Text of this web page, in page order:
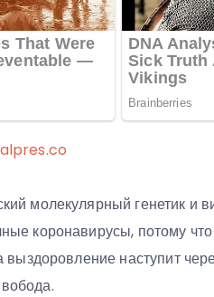
молекулярный генетик
коронавирусы, потому
выздоровление наступит